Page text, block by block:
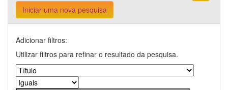
Iniciar uma nova pesquisa
Adicionar filtros:
Utilizar filtros para refinar o resultado da pesquisa.